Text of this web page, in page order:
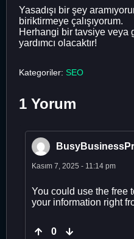
Yasadışı bir şey
biriktirmeye çalışıyorum.
Herhangi bir tavsiye veya
yardımcı olacaktır!
Kategoriler: SEO
1 Yorum
Kasım 7, 2025 - 11:14 pm
You could use the free
your information right
0